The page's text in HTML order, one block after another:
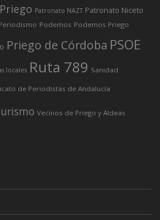
Patronato NAZT Patronato Niceto
Podemos Podemos Priego
Priego de Córdoba PSOE
locales Ruta 789 Sanidad
de Periodistas de Andalucía
Vecinos de Priego y Aldeas